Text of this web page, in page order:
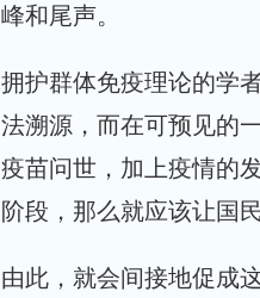
峰和尾声。
拥护群体免疫理论的学
法溯源，而在可预见的
疫苗问世，加上疫情的
阶段，那么就应该让国
由此，就会间接地促成